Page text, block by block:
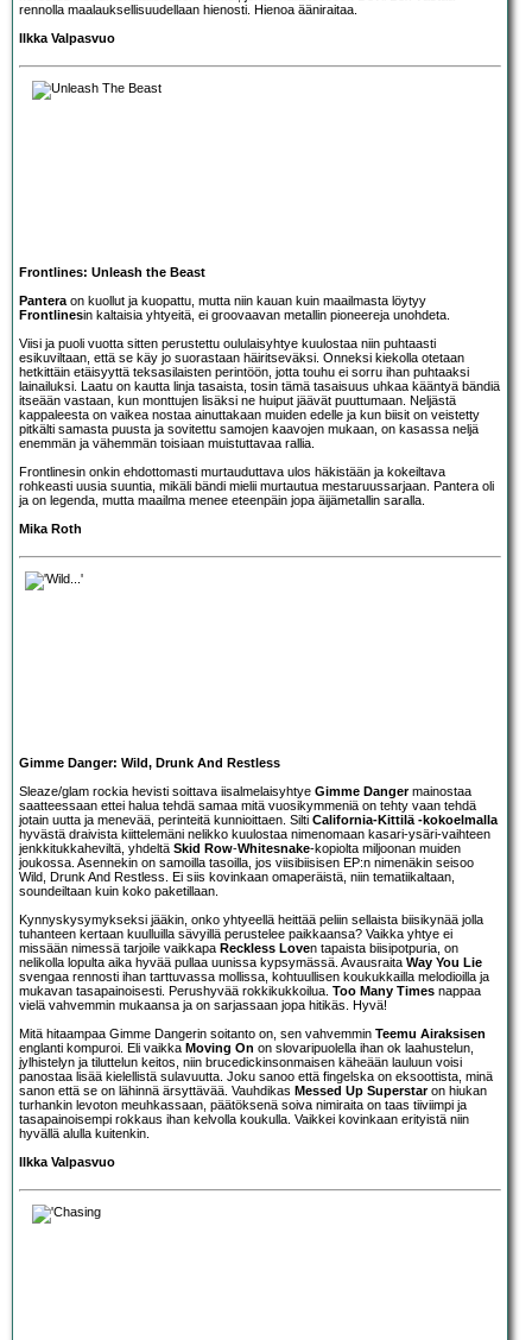
rennolla maalauksellisuudellaan hienosti. Hienoa ääniraitaa.
Ilkka Valpasvuo
Frontlines: Unleash the Beast
Pantera on kuollut ja kuopattu, mutta niin kauan kuin maailmasta löytyy
Frontlinesin kaltaisia yhtyeitä, ei groovaavan metallin pioneereja unohdeta.
Viisi ja puoli vuotta sitten perustettu oululaisyhtye kuulostaa niin puhtaasti
esikuviltaan, että se käy jo suorastaan häiritseväksi. Onneksi kiekolla otetaan
hetkittäin etäisyyttä teksasilaisten perintöön, jotta touhu ei sorru ihan puhtaaksi
lainailuksi. Laatu on kautta linja tasaista, tosin tämä tasaisuus uhkaa kääntyä bändiä
itseään vastaan, kun monttujen lisäksi ne huiput jäävät puuttumaan. Neljästä
kappaleesta on vaikea nostaa ainuttakaan muiden edelle ja kun biisit on veistetty
pitkälti samasta puusta ja sovitettu samojen kaavojen mukaan, on kasassa neljä
enemmän ja vähemmän toisiaan muistuttavaa rallia.
Frontlinesin onkin ehdottomasti murtauduttava ulos häkistään ja kokeiltava
rohkeasti uusia suuntia, mikäli bändi mielii murtautua mestaruussarjaan. Pantera oli
ja on legenda, mutta maailma menee eteenpäin jopa äijämetallin saralla.
Mika Roth
Gimme Danger: Wild, Drunk And Restless
Sleaze/glam rockia hevisti soittava iisalmelaisyhtye Gimme Dangermainostaa
saatteessaan ettei halua tehdä samaa mitä vuosikymmeniä on tehty vaan tehdä
jotain uutta ja menevää, perinteitä kunnioittaen. Silti California-Kittilä -kokoelmalla
hyvästä draivista kiittelemäni nelikko kuulostaa nimenomaan kasari-ysäri-vaihteen
jenkkitukkaheviltä, yhdeltä Skid Row-Whitesnake-kopiolta miljoonan muiden
joukossa. Asennekin on samoilla tasoilla, jos viisibiisisen EP:n nimenäkin seisoo
Wild, Drunk And Restless. Ei siis kovinkaan omaperäistä, niin tematiikaltaan,
soundeiltaan kuin koko paketillaan.
Kynnyskysymykseksi jääkin, onko yhtyeellä heittää peliin sellaista biisikynää jolla
tuhanteen kertaan kuulluilla sävyillä perustelee paikkaansa? Vaikka yhtye ei
missään nimessä tarjoile vaikkapa Reckless Loven tapaista biisipotpuria, on
nelikolla lopulta aika hyvää pullaa uunissa kypsymässä. Avausraita Way You Lie
svengaa rennosti ihan tarttuvassa mollissa, kohtuullisen koukukkailla melodioilla ja
mukavan tasapainoisesti. Perushyvää rokkikukkoilua. Too Many Times nappaa
vielä vahvemmin mukaansa ja on sarjassaan jopa hitikäs. Hyvä!
Mitä hitaampaa Gimme Dangerin soitanto on, sen vahvemmin Teemu Airaksisen
englanti kompuroi. Eli vaikka Moving On on slovaripuolella ihan ok laahustelun,
jylhistelyn ja tiluttelun keitos, niin brucedickinsonmaisen käheään lauluun voisi
panostaa lisää kielellistä sulavuutta. Joku sanoo että fingelska on eksoottista, minä
sanon että se on lähinnä ärsyttävää. Vauhdikas Messed Up Superstaron hiukan
turhankin levoton meuhkassaan, päätöksenä soiva nimiraita on taas tiiviimpi ja
tasapainoisempi rokkaus ihan kelvolla koukulla. Vaikkei kovinkaan erityistä niin
hyvällä alulla kuitenkin.
Ilkka Valpasvuo